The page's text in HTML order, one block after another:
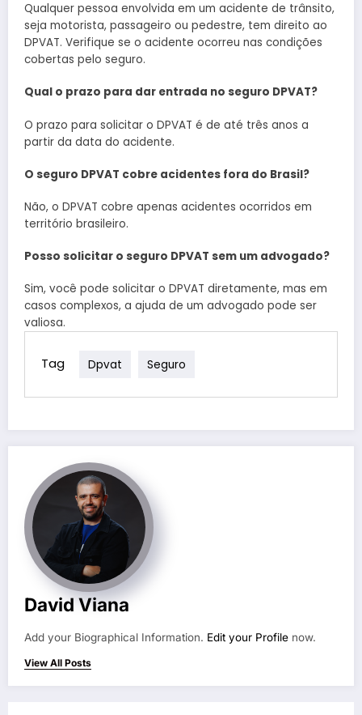
Qualquer pessoa envolvida em um acidente de trânsito,
seja motorista, passageiro ou pedestre, tem direito ao
DPVAT. Verifique se o acidente ocorreu nas condições
cobertas pelo seguro.
Qual o prazo para dar entrada no seguro DPVAT?
O prazo para solicitar o DPVAT é de até três anos a
partir da data do acidente.
O seguro DPVAT cobre acidentes fora do Brasil?
Não, o DPVAT cobre apenas acidentes ocorridos em
território brasileiro.
Posso solicitar o seguro DPVAT sem um advogado?
Sim, você pode solicitar o DPVAT diretamente, mas em
casos complexos, a ajuda de um advogado pode ser
valiosa.
Tag Dpvat Seguro
David Viana
Add your Biographical Information. Edit your Profile now.
View All Posts